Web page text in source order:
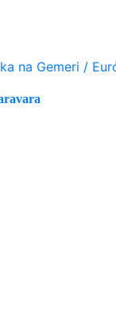
na Gemeri /